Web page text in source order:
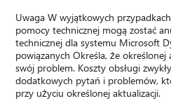
Uwaga W wyjątkowych
pomocy technicznej mogą zostać
technicznej dla systemu Microsoft
powiązanych Określa, że
swój problem. Koszty obsługi
dodatkowych pytań i problemów,
przy użyciu określonej aktualizacji.